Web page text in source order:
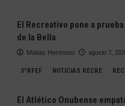
El Recreativo pone a
de la Bella
Matias Hermoso agosto 7,
3ªRFEF NOTICIAS RECRE
El Atlético Onubense